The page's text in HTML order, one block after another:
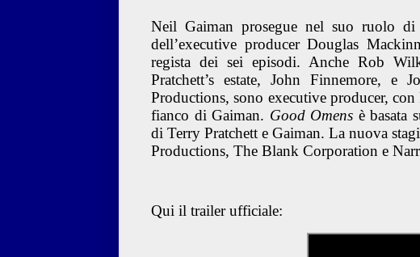
Neil Gaiman prosegue nel suo ruolo
dell’executive producer Douglas
regista dei sei episodi. Anche Rob
Pratchett’s estate, John Finnemore,
Productions, sono executive producer,
fianco di Gaiman. Good Omens è basata
di Terry Pratchett e Gaiman. La nuova
Productions, The Blank Corporation e
Qui il trailer ufficiale: